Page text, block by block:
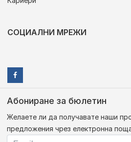
СОЦИАЛНИ МРЕЖИ
Абониране за бюлетин
Желаете ли да получавате наши
предложения чрез електронна